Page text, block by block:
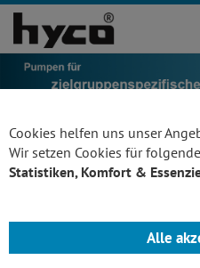
Cookies helfen uns unser
Wir setzen Cookies für
Statistiken, Komfort &
Alle